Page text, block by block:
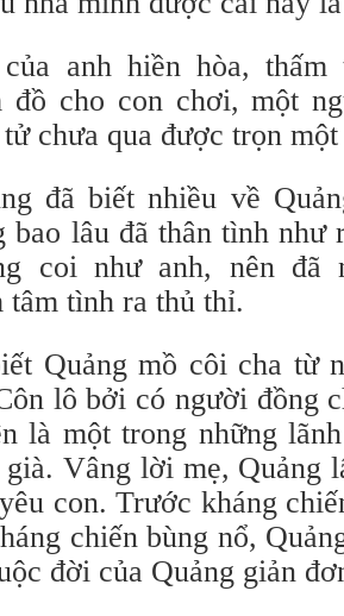
anh hiền hòa,
đồ cho con chơi, một
chưa qua được trọn
đã biết nhiều về
bao lâu đã thân tình
coi như anh, nên đã
tâm tình ra thủ thỉ.
Quảng mồ côi cha từ
lô bởi có người đồng
là một trong những
già. Vâng lời mẹ, Quảng
con. Trước kháng
chiến bùng nổ,
đời của Quảng giản